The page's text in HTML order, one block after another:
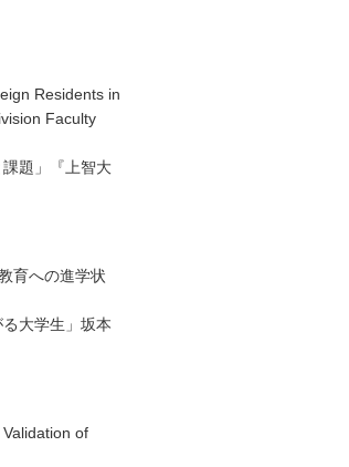
Residents in
Faculty
題」『上智大
育への進学状
大学生」坂本
of